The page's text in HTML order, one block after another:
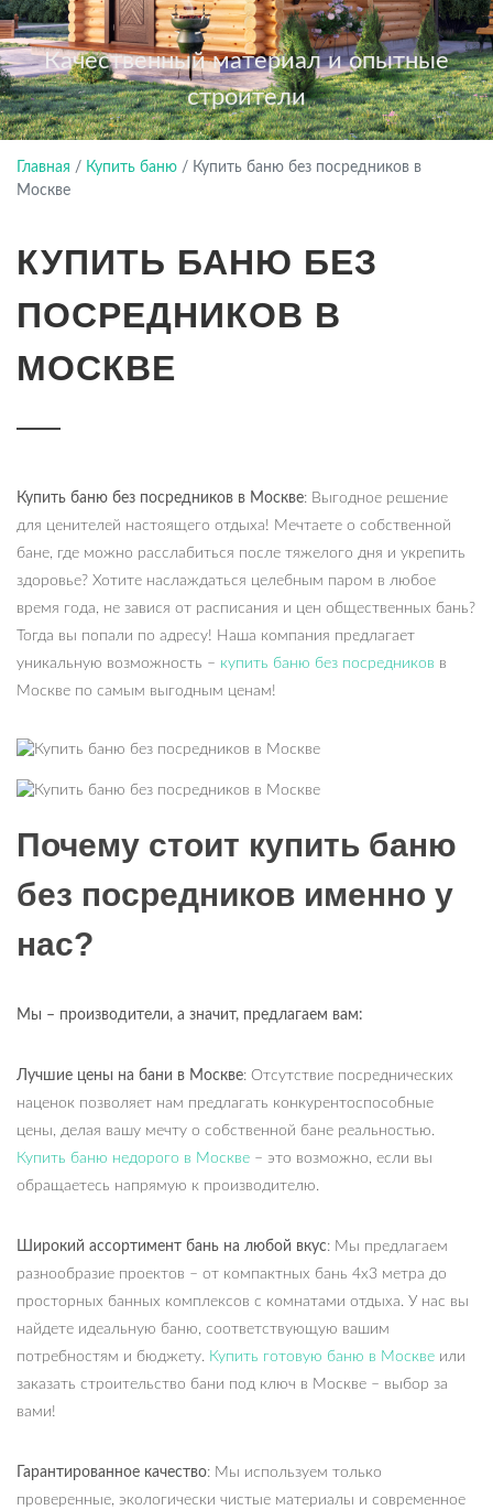
Качественный материал и опытные
строители
Главная / Купить баню / Купить баню без посредников в
Москве
КУПИТЬ БАНЮ БЕЗ
ПОСРЕДНИКОВ В
МОСКВЕ
Купить баню без посредников в Москве: Выгодное решение
для ценителей настоящего отдыха! Мечтаете о собственной
бане, где можно расслабиться после тяжелого дня и укрепить
здоровье? Хотите наслаждаться целебным паром в любое
время года, не завися от расписания и цен общественных бань?
Тогда вы попали по адресу! Наша компания предлагает
уникальную возможность – купить баню без посредников в
Москве по самым выгодным ценам!
Почему стоит купить баню
без посредников именно у
нас?
Мы – производители, а значит, предлагаем вам:
Лучшие цены на бани в Москве: Отсутствие посреднических
наценок позволяет нам предлагать конкурентоспособные
цены, делая вашу мечту о собственной бане реальностью.
Купить баню недорого в Москве – это возможно, если вы
обращаетесь напрямую к производителю.
Широкий ассортимент бань на любой вкус: Мы предлагаем
разнообразие проектов – от компактных бань 4х3 метра до
просторных банных комплексов с комнатами отдыха. У нас вы
найдете идеальную баню, соответствующую вашим
потребностям и бюджету. Купить готовую баню в Москве или
заказать строительство бани под ключ в Москве – выбор за
вами!
Гарантированное качество: Мы используем только
проверенные, экологически чистые материалы и современное